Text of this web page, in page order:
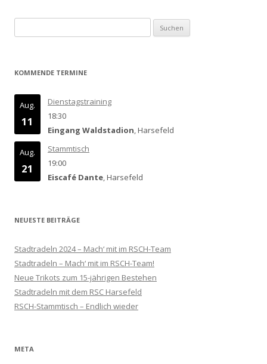
nach:
KOMMENDE TERMINE
Aug.
11
Dienstagstraining
18:30
Eingang Waldstadion, Harsefeld
Aug.
21
Stammtisch
19:00
Eiscafé Dante, Harsefeld
NEUESTE BEITRÄGE
Stadtradeln 2024 – Mach‘ mit im RSCH-Team
Stadtradeln – Mach‘ mit im RSCH-Team!
Neue Trikots zum 15-jährigen Bestehen
Stadtradeln mit dem RSC Harsefeld
RSCH-Stammtisch – Endlich wieder
META